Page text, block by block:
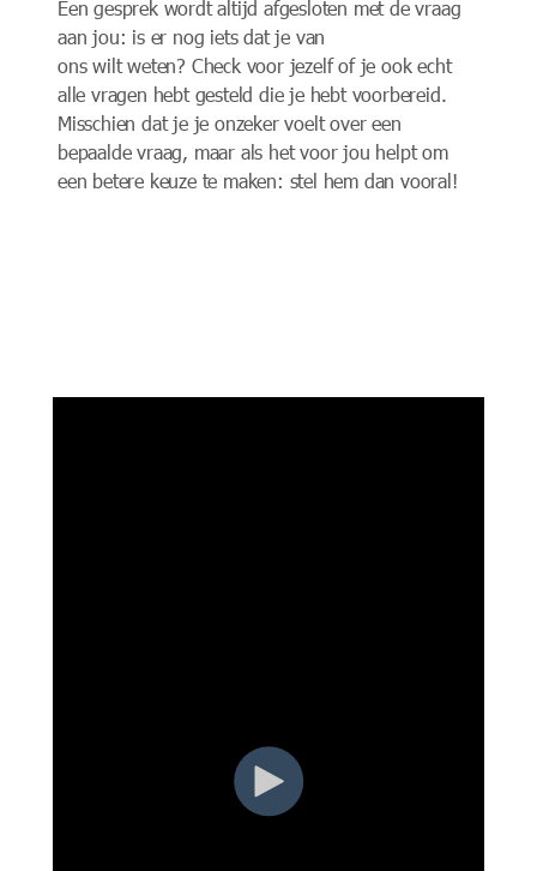
Een gesprek wordt altijd afgesloten met de vraag
aan jou: iser nog iets dat je van
onswiltweten? Check voor jezelf of je ook echt
alle vragen hebt gesteld die je hebt voorbereid.
Misschien dat je je onzeker voelt over een
bepaalde vraag, maar als het voor jou helpt om
een betere keuze te maken: stel hem dan vooral!